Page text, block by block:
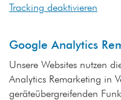
Tracking deaktivieren
Google Analytics
Unsere Websites nutzen
Analytics Remarketing in
geräteübergreifenden